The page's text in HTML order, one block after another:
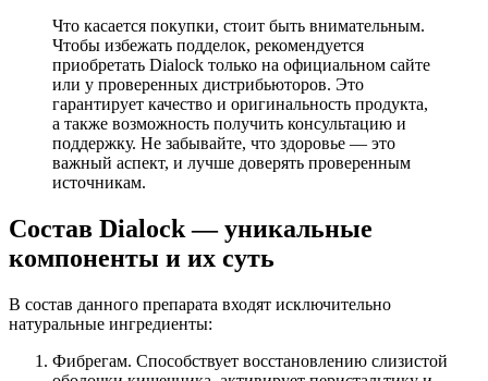
Что касается покупки, стоит быть внимательным.
Чтобы избежать подделок, рекомендуется
приобретать Dialock только на официальном сайте
или у проверенных дистрибьюторов. Это
гарантирует качество и оригинальность продукта,
а также возможность получить консультацию и
поддержку. Не забывайте, что здоровье — это
важный аспект, и лучше доверять проверенным
источникам.
Состав Dialock — уникальные
компоненты и их суть
В состав данного препарата входят исключительно
натуральные ингредиенты:
Фибрегам. Способствует восстановлению слизистой